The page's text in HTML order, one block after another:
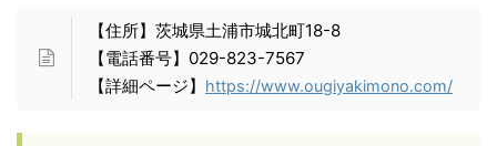
【住所】茨城県土浦市城北町18-8
【電話番号】029-823-7567
【詳細ページ】 https://www.ougiyakimono.com/